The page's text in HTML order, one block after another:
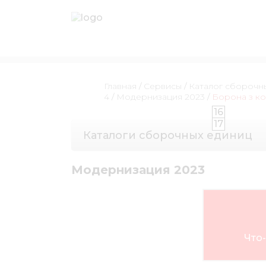
Главная / Сервисы / Каталог
4 / Модернизация 2023 / Борона з
Каталоги сборочных единиц
Модернизация 2023
16
17